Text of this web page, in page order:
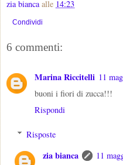
zia bianca alle 14:23
Condividi
6 commenti:
Marina Riccitelli 11
buoni i fiori di zucca!!!
Rispondi
Risposte
zia bianca
11